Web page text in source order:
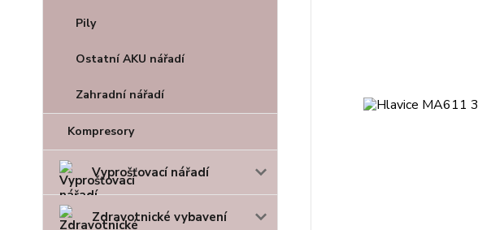
Pily
Ostatní AKU nářadí
Zahradní nářadí
Kompresory
Vyprošťovací nářadí
Zdravotnické vybavení